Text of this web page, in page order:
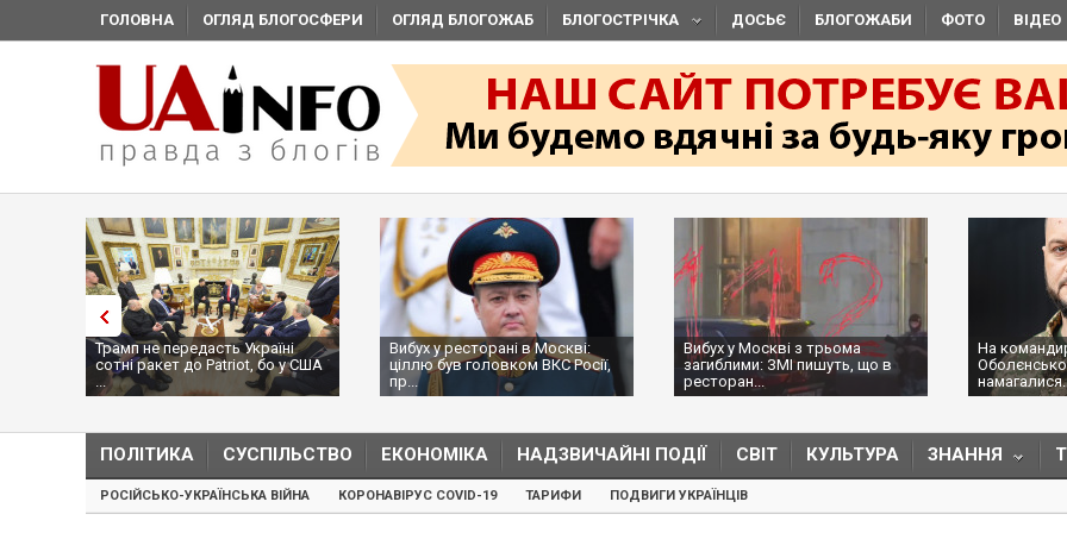
ГОЛОВНА ОГЛЯД БЛОГОСФЕРИ ОГЛЯД БЛОГОЖАБ БЛОГОСТРІЧКА ДОСЬЄ БЛОГОЖАБИ ФОТО ВІДЕО
Трамп не передасть Україні
сотні ракет до Patriot, бо у США
...
Вибух у ресторані в Москві:
ціллю був головком ВКС Росії,
пр...
Вибух у Москві з трьома
загиблими: ЗМІ пишуть, що в
ресторан...
На
ПОЛІТИКА СУСПІЛЬСТВО ЕКОНОМІКА НАДЗВИЧАЙНІ ПОДІЇ СВІТ КУЛЬТУРА ЗНАННЯ
РОСІЙСЬКО-УКРАЇНСЬКА ВІЙНА КОРОНАВІРУС COVID-19 ТАРИФИ ПОДВИГИ УКРАЇНЦІВ